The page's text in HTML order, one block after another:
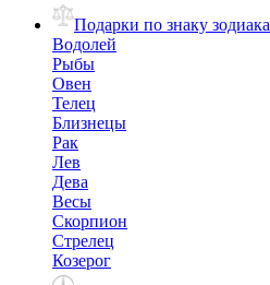
Подарки по знаку зодиака
Водолей
Рыбы
Овен
Телец
Близнецы
Рак
Лев
Дева
Весы
Скорпион
Стрелец
Козерог